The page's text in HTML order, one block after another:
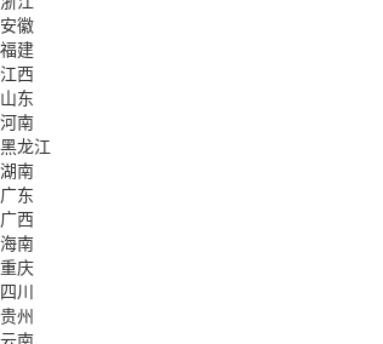
安徽
福建
江西
山东
河南
黑龙江
湖南
广东
广西
海南
重庆
四川
贵州